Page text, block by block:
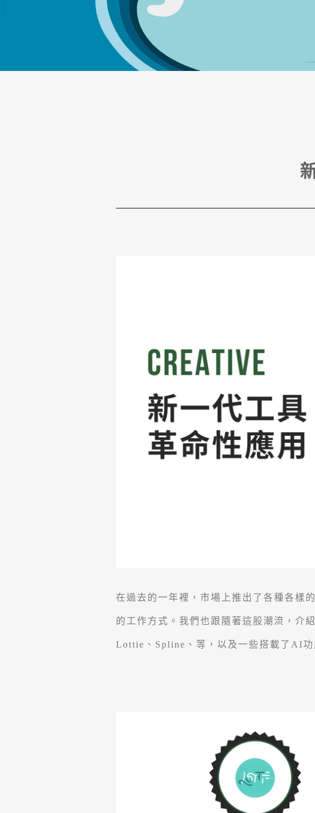
在過去的一年裡，市場上推出了各種各樣
的工作方式。我們也跟隨著這股潮流，介
Lottie、Spline、等，以及一些搭載了AI